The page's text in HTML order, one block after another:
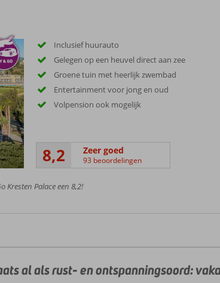
Inclusief huurauto
Gelegen op een heuvel direct aan zee
Groene tuin met heerlijk zwembad
Entertainment voor jong en oud
Volpension ook mogelijk
8,2 Zeer goed
93 beoordelingen
Kresten Palace een 8,2!
al als rust- en ontspanningsoord: